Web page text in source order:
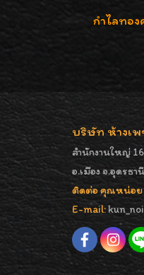
บริษัท ห้างเพ
สำนักงานใหญ่
อ.เมือง จ.อุดรธ
ติดต่อ คุณหน่อย
E-mail: